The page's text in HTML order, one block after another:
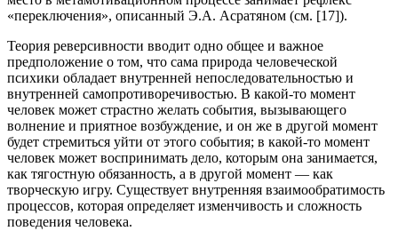
«переключения», описанный Э.А. Асратяном (см. [17]).
Теория реверсивности вводит одно общее и важное
предположение о том, что сама природа человеческой
психики обладает внутренней непоследовательностью и
внутренней самопротиворечивостью. В какой-то момент
человек может страстно желать события, вызывающего
волнение и приятное возбуждение, и он же в другой момент
будет стремиться уйти от этого события; в какой-то момент
человек может воспринимать дело, которым она занимается,
как тягостную обязанность, а в другой момент — как
творческую игру. Существует внутренняя взаимообратимость
процессов, которая определяет изменчивость и сложность
поведения человека.